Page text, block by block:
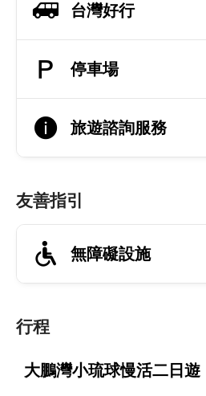
台灣好行
停車場
旅遊諮詢服務
友善指引
無障礙設施
行程
大鵬灣小琉球慢活二日遊